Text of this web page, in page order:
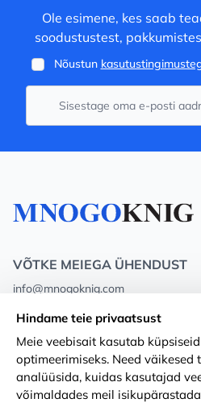
Ole esimene, kes saab
soodustustest,
Nõustun
VÕTKE MEIEGA ÜHENDUST
info@mnogoknig.com
Rīga, Augusta Deglava 69d, LV-1082
Meist
Poed
Hindame teie privaatsust
Meie veebisait kasutab
optimeerimiseks. Need
analüüsida, kuidas kasutajad
võimaldades meil